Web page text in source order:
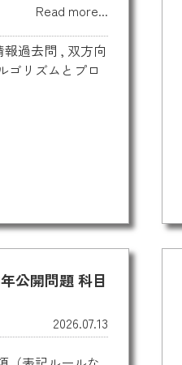
Read more...
報過去問 , 双方向
ゴリズムとプロ
公開問題 科目
2026.07.13